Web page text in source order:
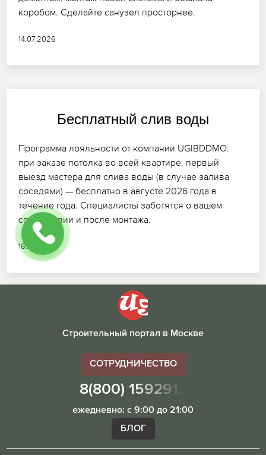
коробом. Сделайте санузел просторнее.
14.07.2026
Бесплатный слив воды
Программа лояльности от компании UGIBDDMO:
при заказе потолка во всей квартире, первый
выезд мастера для слива воды (в случае залива
соседями) — бесплатно в августе 2026 года в
течение года. Специалисты заботятся о вашем
спокойствии и после монтажа.
16.07.2026
Строительный портал в Москве
СОТРУДНИЧЕСТВО
8(800) 1592913
ежедневно: с 9:00 до 21:00
БЛОГ